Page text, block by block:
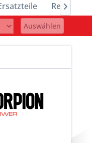

Auswählen